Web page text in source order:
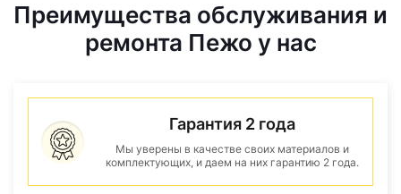
Преимущества обслуживания и
ремонта Пежо у нас
Гарантия 2 года
Мы уверены в качестве своих материалов и
комплектующих, и даем на них гарантию 2 года.